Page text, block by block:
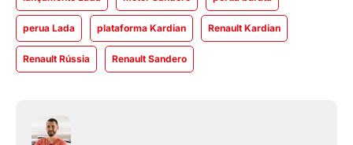
perua Lada plataforma Kardian Renault Kardian
Renault Rússia Renault Sandero